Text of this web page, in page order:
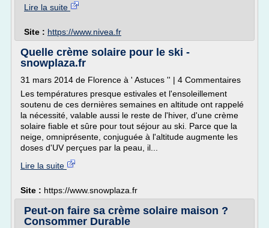
Lire la suite
Site : https://www.nivea.fr
Quelle crème solaire pour le ski -
snowplaza.fr
31 mars 2014 de Florence à ' Astuces '' | 4 Commentaires
Les températures presque estivales et l'ensoleillement
soutenu de ces dernières semaines en altitude ont rappelé
la nécessité, valable aussi le reste de l'hiver, d'une crème
solaire fiable et sûre pour tout séjour au ski. Parce que la
neige, omniprésente, conjuguée à l'altitude augmente les
doses d'UV perçues par la peau, il...
Lire la suite
Site : https://www.snowplaza.fr
Peut-on faire sa crème solaire maison ?
Consommer Durable